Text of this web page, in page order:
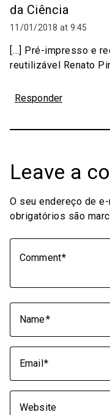
da Ciência
11/01/2018 at 9:45
[…] Pré-impresso e
reutilizável Renato
Responder
Leave a
O seu endereço de
obrigatórios são
Comment
Name
Email
Website